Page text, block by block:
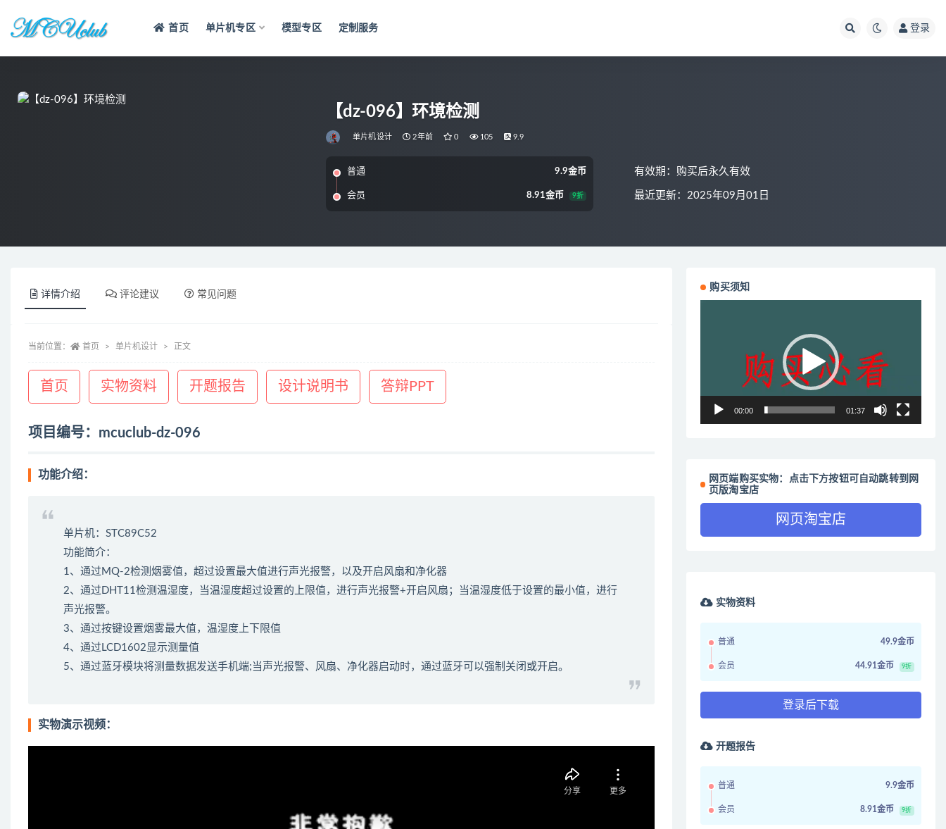
首页 单片机专区 模型专区 定制服务 登录
【dz-096】环境检测
单片机设计 2年前 0 105 9.9
普通 9.9金币
会员 8.91金币 9折
有效期：购买后永久有效
最近更新：2025年09月01日
详情介绍 评论建议 常见问题
当前位置： 首页 单片机设计 正文
首页 实物资料 开题报告 设计说明书 答辩PPT
项目编号：mcuclub-dz-096
功能介绍：
单片机：STC89C52
功能简介：
1、通过MQ-2检测烟雾值，超过设置最大值进行声光报警，以及开启风扇和净化器
2、通过DHT11检测温湿度，当温湿度超过设置的上限值，进行声光报警+开启风扇；当温湿度低于设置的最小值，进行
声光报警。
3、通过按键设置烟雾最大值，温湿度上下限值
4、通过LCD1602显示测量值
5、通过蓝牙模块将测量数据发送手机端;当声光报警、风扇、净化器启动时，通过蓝牙可以强制关闭或开启。
实物演示视频：
购买须知
00:00 01:37
网页端购买实物：点击下方按钮可自动跳转到网
页版淘宝店
网页淘宝店
实物资料
普通 49.9金币
会员 44.91金币 9折
登录后下载
开题报告
普通 9.9金币
会员 8.91金币 9折